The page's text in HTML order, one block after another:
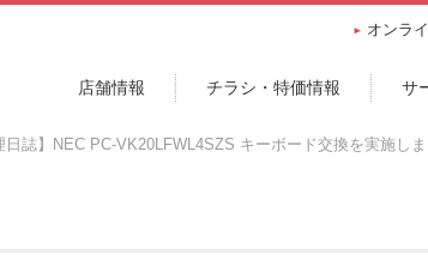
オンラ
店舗情報 チラシ・特価情報 サ
日誌】NEC PC-VK20LFWL4SZS キーボード交換を実施しま